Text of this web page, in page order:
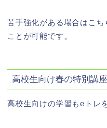
苦手強化がある場合はこち
ことが可能です。
高校生向け春の特別講座
高校生向けの学習もeトレ